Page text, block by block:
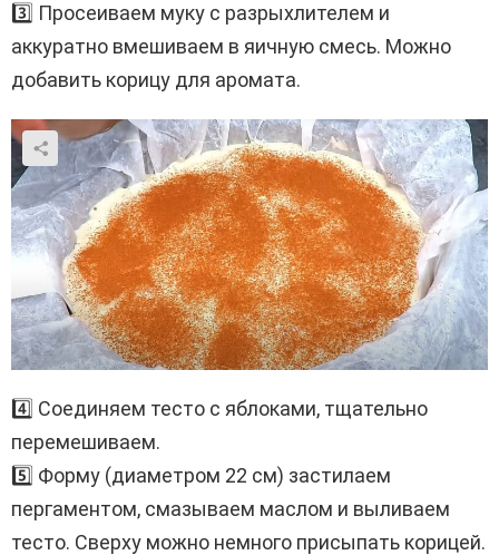
3️⃣ Просеиваем муку с разрыхлителем и
аккуратно вмешиваем в яичную смесь. Можно
добавить корицу для аромата.
4️⃣ Соединяем тесто с яблоками, тщательно
перемешиваем.
5️⃣ Форму (диаметром 22 см) застилаем
пергаментом, смазываем маслом и выливаем
тесто. Сверху можно немного присыпать корицей.